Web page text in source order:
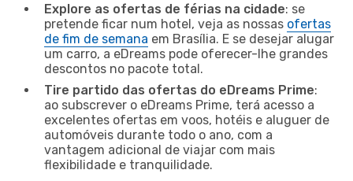
Explore as ofertas de férias na cidade: se
pretende ficar num hotel, veja as nossas ofertas
de fim de semana em Brasília. E se desejar alugar
um carro, a eDreams pode oferecer-lhe grandes
descontos no pacote total.
Tire partido das ofertas do eDreams Prime:
ao subscrever o eDreams Prime, terá acesso a
excelentes ofertas em voos, hotéis e aluguer de
automóveis durante todo o ano, com a
vantagem adicional de viajar com mais
flexibilidade e tranquilidade.